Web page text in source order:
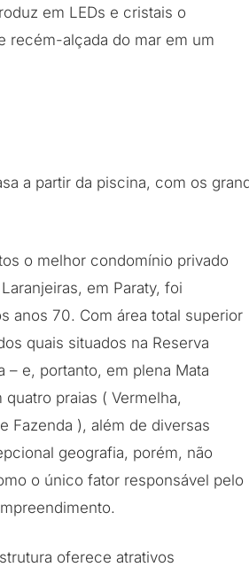
em LEDs e cristais o
recém-alçada do mar em um
a partir da piscina, com os
o melhor condomínio privado
em Paraty, foi
anos 70. Com área total superior
quais situados na Reserva
– e, portanto, em plena Mata
praias ( Vermelha,
Fazenda ), além de diversas
geografia, porém, não
o único fator responsável pelo
oferece atrativos